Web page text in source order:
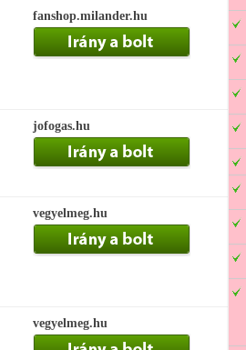
fanshop.milander.hu
jofogas.hu
vegyelmeg.hu
vegyelmeg.hu